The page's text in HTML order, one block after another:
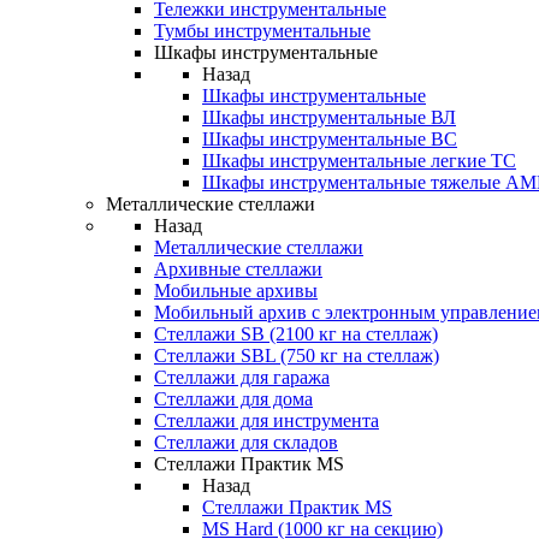
Тележки инструментальные
Тумбы инструментальные
Шкафы инструментальные
Назад
Шкафы инструментальные
Шкафы инструментальные ВЛ
Шкафы инструментальные ВС
Шкафы инструментальные легкие ТС
Шкафы инструментальные тяжелые
Металлические стеллажи
Назад
Металлические стеллажи
Архивные стеллажи
Мобильные архивы
Мобильный архив с электронным
Стеллажи SB (2100 кг на стеллаж)
Стеллажи SBL (750 кг на стеллаж)
Стеллажи для гаража
Стеллажи для дома
Стеллажи для инструмента
Стеллажи для складов
Стеллажи Практик MS
Назад
Стеллажи Практик MS
MS Hard (1000 кг на секцию)